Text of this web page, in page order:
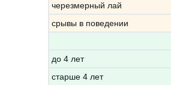
черезмерный лай
срывы в поведении
до 4 лет
старше 4 лет